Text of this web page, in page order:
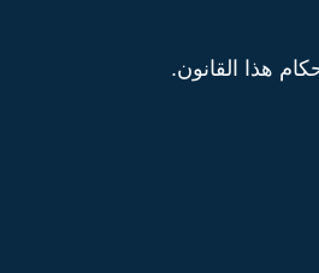
هذا القانون.